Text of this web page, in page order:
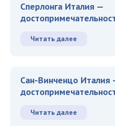
Сперлонга Италия —
Читать далее
Сан-Винченцо Италия
Читать далее